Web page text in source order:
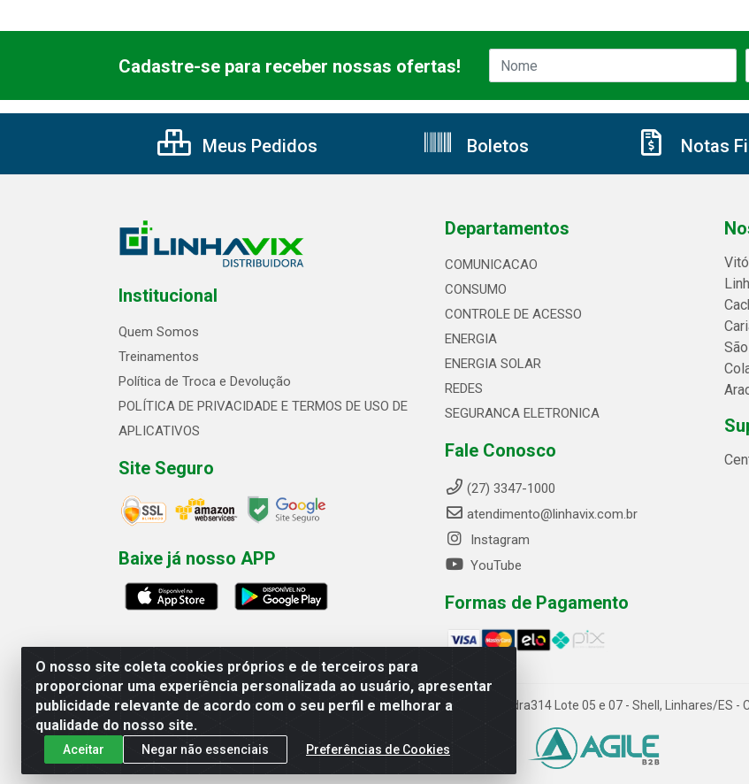
O nosso site coleta cookies próprios e de terceiros para
proporcionar uma experiência personalizada ao usuário, apresentar
publicidade relevante de acordo com o seu perfil e melhorar a
qualidade do nosso site.
Aceitar Negar não essenciais Preferências de Cookies
Cadastre-se para receber nossas ofertas!
Meus Pedidos Boletos Notas
Institucional
Quem Somos
Treinamentos
Política de Troca e Devolução
POLÍTICA DE PRIVACIDADE E TERMOS DE USO DE
APLICATIVOS
Site Seguro
Baixe já nosso APP
Departamentos
COMUNICACAO
CONSUMO
CONTROLE DE ACESSO
ENERGIA
ENERGIA SOLAR
REDES
SEGURANCA ELETRONICA
Fale Conosco
(27) 3347-1000
atendimento@linhavix.com.br
Instagram
YouTube
Formas de Pagamento
Linhavix Distribuidora LTDA - Avenida Alegre, 2521 - Quadra314 Lote 05 e 07 - Shell, Linhares/ES -